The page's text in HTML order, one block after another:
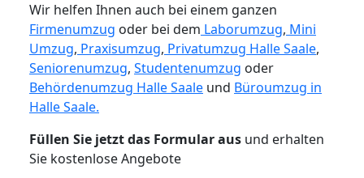
Wir helfen Ihnen auch bei einem ganzen
Firmenumzug oder bei dem Laborumzug, Mini
Umzug, Praxisumzug, Privatumzug Halle Saale,
Seniorenumzug, Studentenumzug oder
Behördenumzug Halle Saale und Büroumzug in
Halle Saale.
Füllen Sie jetzt das Formular aus und erhalten
Sie kostenlose Angebote